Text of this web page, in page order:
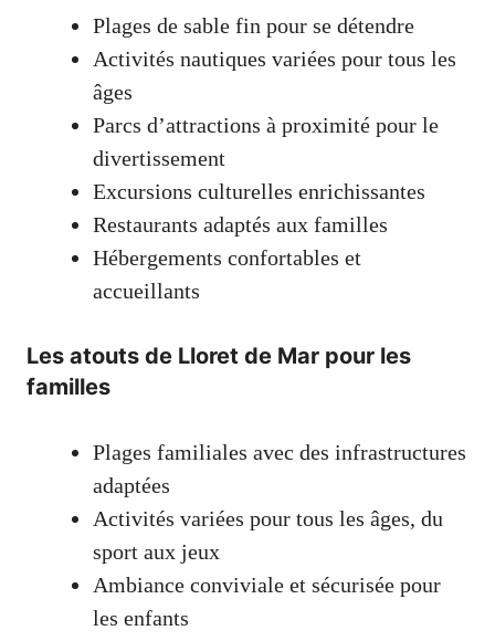
Plages de sable fin pour se détendre
Activités nautiques variées pour tous les
âges
Parcs d’attractions à proximité pour le
divertissement
Excursions culturelles enrichissantes
Restaurants adaptés aux familles
Hébergements confortables et
accueillants
Les atouts de Lloret de Mar pour les
familles
Plages familiales avec des infrastructures
adaptées
Activités variées pour tous les âges, du
sport aux jeux
Ambiance conviviale et sécurisée pour
les enfants